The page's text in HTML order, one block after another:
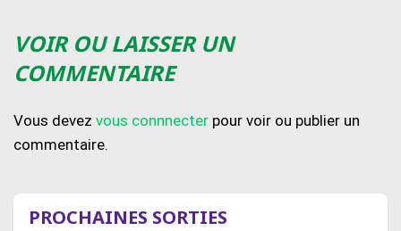
VOIR OU LAISSER UN
COMMENTAIRE
Vous devez vous connnecter pour voir ou publier un
commentaire.
PROCHAINES SORTIES